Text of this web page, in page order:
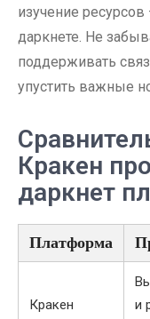
изучение
даркнете. Не
поддерживать
упустить важные
Кракен
даркнет
Платформа
Кракен
и